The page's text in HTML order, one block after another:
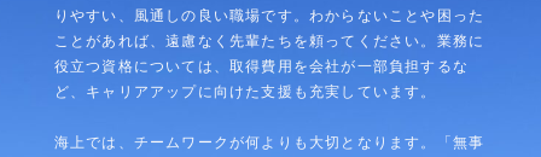
りやすい、風通しの良い職場です。わからないことや困った
ことがあれば、遠慮なく先輩たちを頼ってください。業務に
役立つ資格については、取得費用を会社が一部負担するな
ど、キャリアアップに向けた支援も充実しています。
海上では、チームワークが何よりも大切となります。「無事